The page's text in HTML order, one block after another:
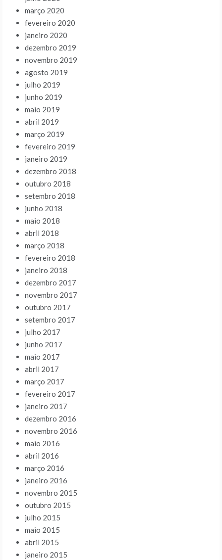
março 2020
fevereiro 2020
janeiro 2020
dezembro 2019
novembro 2019
agosto 2019
julho 2019
junho 2019
maio 2019
abril 2019
março 2019
fevereiro 2019
janeiro 2019
dezembro 2018
outubro 2018
setembro 2018
junho 2018
maio 2018
abril 2018
março 2018
fevereiro 2018
janeiro 2018
dezembro 2017
novembro 2017
outubro 2017
setembro 2017
julho 2017
junho 2017
maio 2017
abril 2017
março 2017
fevereiro 2017
janeiro 2017
dezembro 2016
novembro 2016
maio 2016
abril 2016
março 2016
janeiro 2016
novembro 2015
outubro 2015
julho 2015
maio 2015
abril 2015
janeiro 2015